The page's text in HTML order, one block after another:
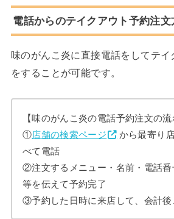
電話からのテイクアウト予約注文
味のがんこ炎に直接電話をしてテ
をすることが可能です。
【味のがんこ炎の電話予約注文の流
①店舗の検索ページ
から最寄り
べて電話
②注文するメニュー・名前・電話番
等を伝えて予約完了
③予約した日時に来店して、会計後